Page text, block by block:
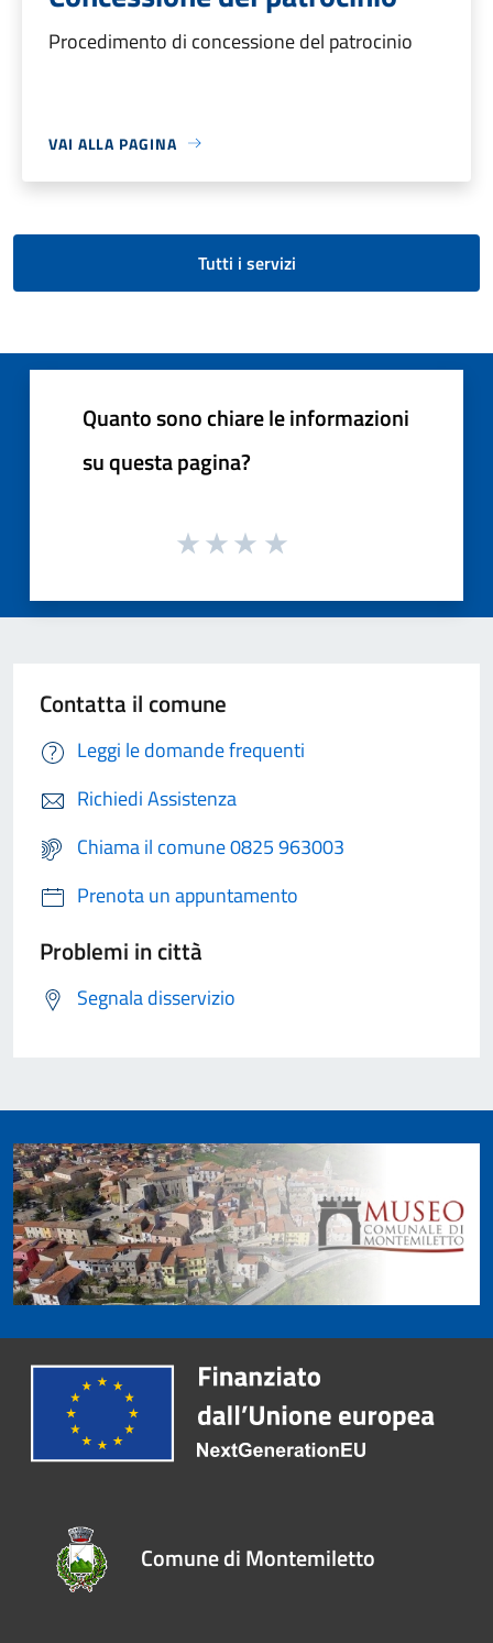
Procedimento di concessione del patrocinio
VAI ALLA PAGINA
Tutti i servizi
Quanto sono chiare le informazioni
su questa pagina?
Contatta il comune
Leggi le domande frequenti
Richiedi Assistenza
Chiama il comune 0825 963003
Prenota un appuntamento
Problemi in città
Segnala disservizio
Comune di Montemiletto